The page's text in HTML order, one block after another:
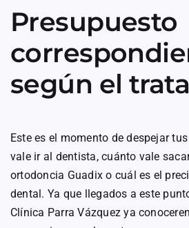
Presupuesto
según el
Este es el momento de despejar
vale ir al dentista, cuánto vale
ortodoncia Guadix o cuál es el
dental. Ya que llegados a este
Clínica Parra Vázquez ya